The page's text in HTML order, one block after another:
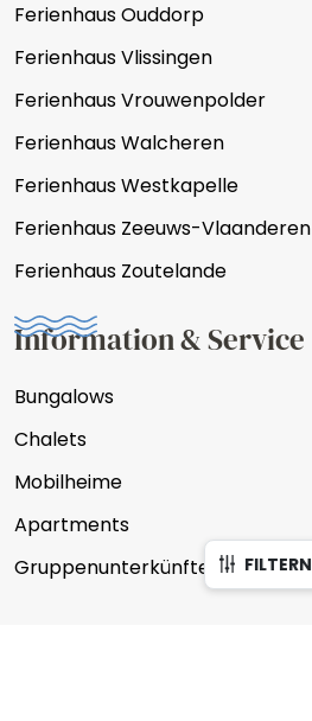
FILTERN
Ferienhaus Ouddorp
Ferienhaus Vlissingen
Ferienhaus Vrouwenpolder
Ferienhaus Walcheren
Ferienhaus Westkapelle
Ferienhaus Zeeuws-Vlaanderen
Ferienhaus Zoutelande
Information & Service
Bungalows
Chalets
Mobilheime
Apartments
Gruppenunterkünfte